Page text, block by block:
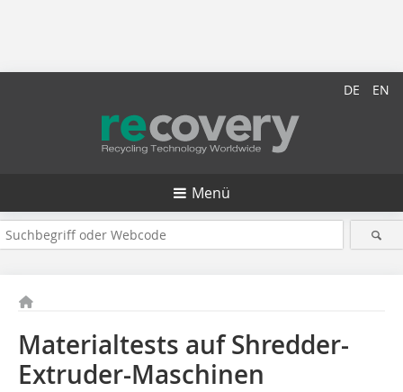
DE EN
Menü
Materialtests auf Shredder-
Extruder-Maschinen